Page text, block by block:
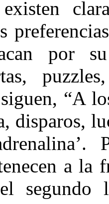
por
“A
disparos,
a la
segundo